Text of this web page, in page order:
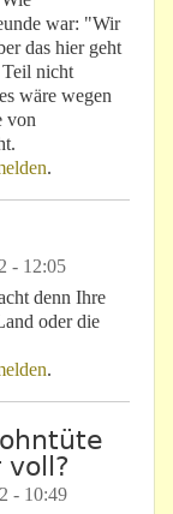
war: "Wir
das hier geht
Teil nicht
wäre wegen
von
.
- 12:05
denn Ihre
oder die
.
voll?
- 10:49